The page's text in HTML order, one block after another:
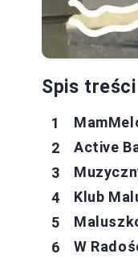
Spis treści
Active
Klub
W